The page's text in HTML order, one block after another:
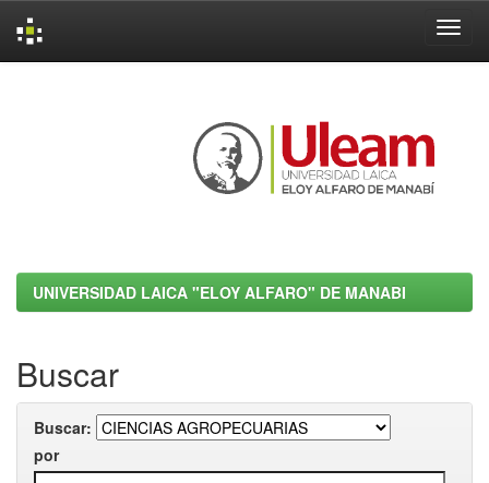
UNIVERSIDAD LAICA "ELOY ALFARO" DE MANABI
Buscar
Buscar:
por